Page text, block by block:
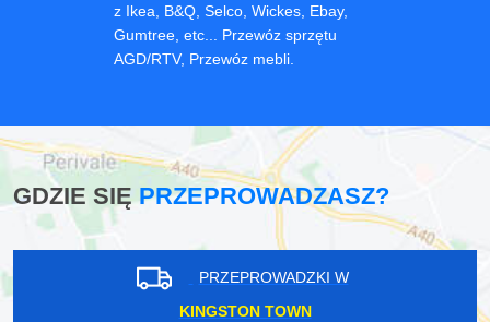
z Ikea, B&Q, Selco, Wickes, Ebay,
Gumtree, etc... Przewóz sprzętu
AGD/RTV, Przewóz mebli.
GDZIE SIĘPRZEPROWADZASZ?
PRZEPROWADZKI W
KINGSTON TOWN